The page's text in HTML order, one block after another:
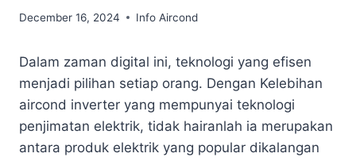
December 16, 2024 Info Aircond
Dalam zaman digital ini, teknologi yang efisen
menjadi pilihan setiap orang. Dengan Kelebihan
aircond inverter yang mempunyai teknologi
penjimatan elektrik, tidak hairanlah ia merupakan
antara produk elektrik yang popular dikalangan